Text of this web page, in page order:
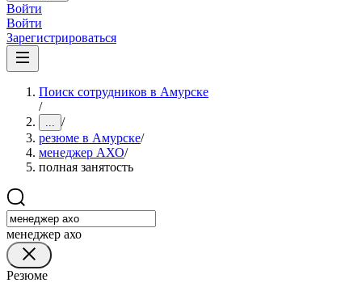
Войти
Войти
Зарегистрироваться
Поиск сотрудников в Амурске
/
... /
резюме в Амурске/
менеджер АХО/
полная занятость
менеджер ахо
Резюме